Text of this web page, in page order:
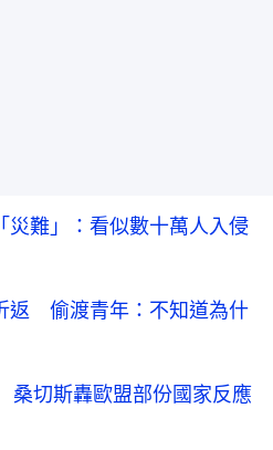
災難」：看似數十萬人入侵
返 偷渡青年：不知道為什
切斯轟歐盟部份國家反應